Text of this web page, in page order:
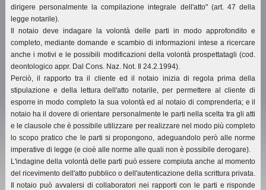
dirigere personalmente la compilazione integrale dell'atto" (art. 47 della
legge notarile).
Il notaio deve indagare la volontà delle parti in modo approfondito e
completo, mediante domande e scambio di informazioni intese a ricercare
anche i motivi e le possibili modificazioni della volontà prospettatagli (cod.
deontologico appr. Dal Cons. Naz. Not. Il 24.2.1994).
Perciò, il rapporto tra il cliente ed il notaio inizia di regola prima della
stipulazione e della lettura dell'atto notarile, per permettere al cliente di
esporre in modo completo la sua volontà ed al notaio di comprenderla; e il
notaio ha il dovere di orientare personalmente le parti nella scelta tra gli atti
e le clausole che è possibile utilizzare per realizzare nel modo più completo
lo scopo pratico che le parti si propongono, adeguandolo però alle norme
imperative di legge (e cioè alle norme alle quali non è possibile derogare).
L'indagine della volontà delle parti può essere compiuta anche al momento
del ricevimento dell'atto pubblico o dell'autenticazione della scrittura privata.
Il notaio può avvalersi di collaboratori nei rapporti con le parti e risponde